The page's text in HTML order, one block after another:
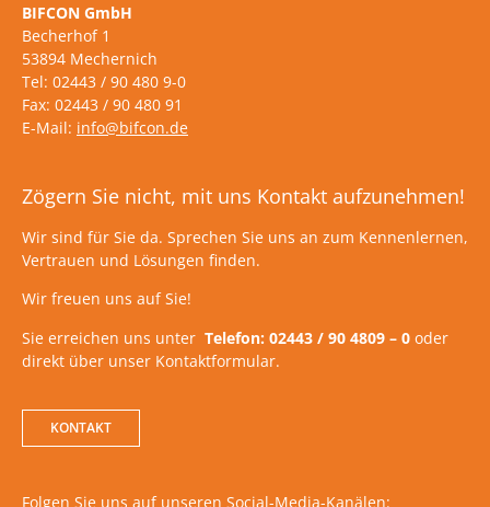
BIFCON GmbH
Becherhof 1
53894 Mechernich
Tel: 02443 / 90 480 9-0
Fax: 02443 / 90 480 91
E-Mail: info@bifcon.de
Zögern Sie nicht, mit uns Kontakt aufzunehmen!
Wir sind für Sie da. Sprechen Sie uns an zum Kennenlernen,
Vertrauen und Lösungen finden.
Wir freuen uns auf Sie!
Sie erreichen uns unter Telefon: 02443 / 90 4809 – 0 oder
direkt über unser Kontaktformular.
KONTAKT
Folgen Sie uns auf unseren Social-Media-Kanälen: